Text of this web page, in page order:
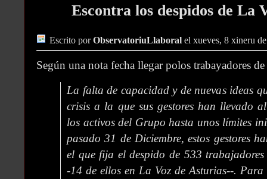
Escontra los despidos de La
Escrito porObservatoriuLlaboral el xueves, 8 xineru
Según una nota fecha llegar polos trabayadores
La falta de capacidad y de nuevas ideas
crisis a la que sus gestores han llevado
los activos del Grupo hasta unos límites
pasado 31 de Diciembre, estos gestores
el que fija el despido de 533 trabajadores
-14 de ellos en La Voz de Asturias--.